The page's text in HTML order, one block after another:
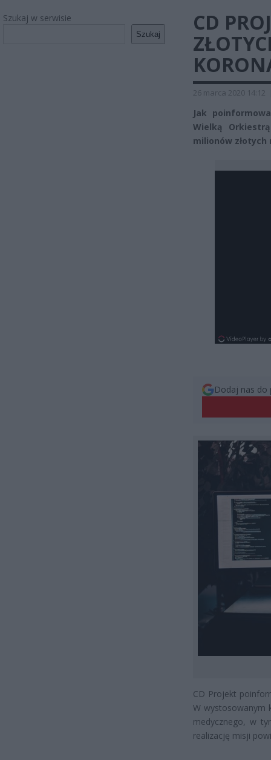
Szukaj w serwisie
Szukaj
CD
26 marca 2020 14:12
Jak
Wielką
milionów
Dodaj nas do
CD Projekt
W wystosowanym
medycznego, w
realizację misji